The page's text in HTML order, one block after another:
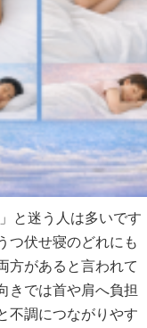
と迷う人は多いです
つ伏せ寝のどれにも
方があると言われて
きでは首や肩へ負担
不調につながりやす